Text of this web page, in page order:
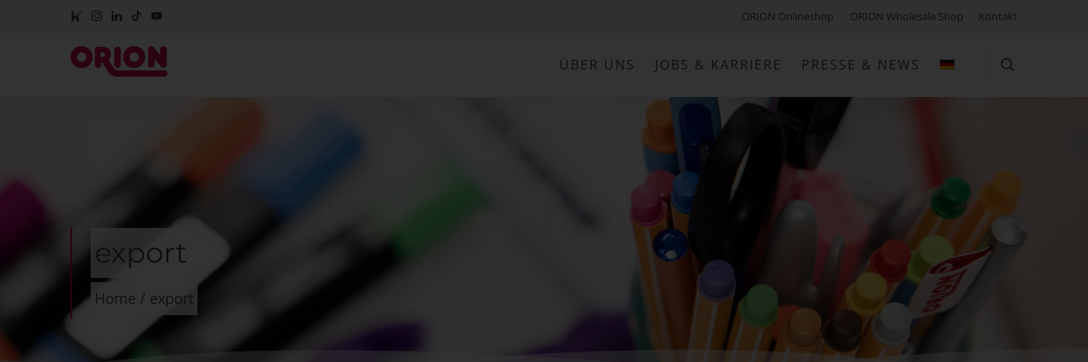
ORION Onlineshop ORION Wholesale Shop Kontakt
ÜBER UNS JOBS & KARRIERE PRESSE & NEWS
export
Home / export